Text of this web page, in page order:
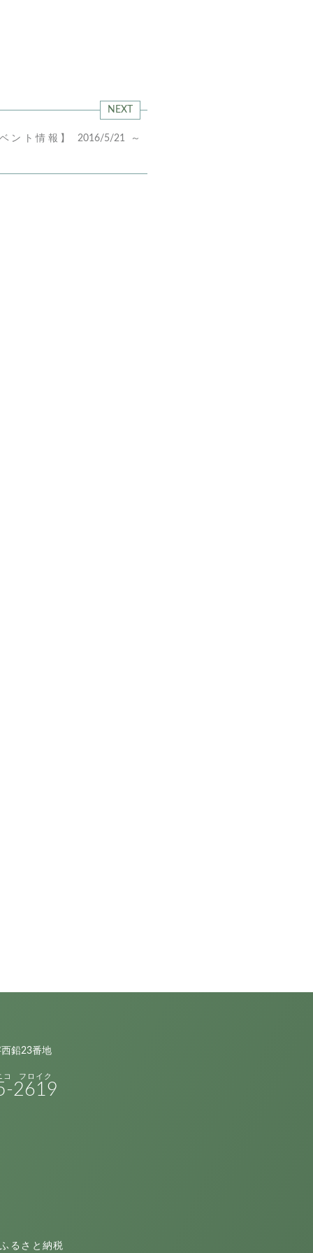
NEXT
ント情報】 2016/5/21 ～
鉛23番地
2619
ふるさと納税